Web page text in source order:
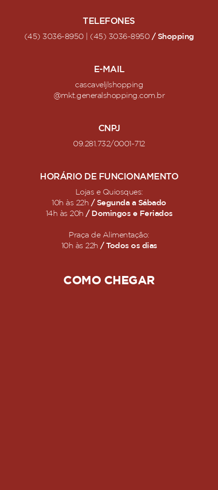
TELEFONES
(45) 3036-8950 | (45) 3036-8950/ Shopping
E-MAIL
cascaveljlshopping
@mkt.generalshopping.com.br
CNPJ
09.281.732/0001-712
HORÁRIO DE FUNCIONAMENTO
Lojas e Quiosques:
10h às 22h / Segunda a Sábado
14h às 20h / Domingos e Feriados
Praça de Alimentação:
10h às 22h / Todos os dias
COMO CHEGAR